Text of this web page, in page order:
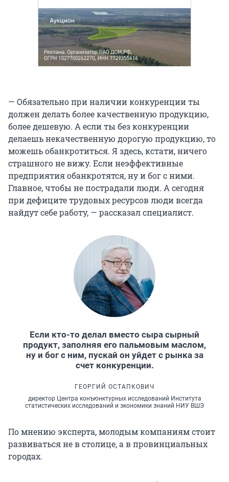
— Обязательно при наличии конкуренции ты
должен делать более качественную продукцию,
более дешевую. А если ты без конкуренции
делаешь некачественную дорогую продукцию, то
можешь обанкротиться. Я здесь, кстати, ничего
страшного не вижу. Если неэффективные
предприятия обанкротятся, ну и бог с ними.
Главное, чтобы не пострадали люди. А сегодня
при дефиците трудовых ресурсов люди всегда
найдут себе работу, — рассказал специалист.
Если кто-то делал вместо сыра сырный
продукт, заполняя его пальмовым маслом,
ну и бог с ним, пускай он уйдет с рынка за
счет конкуренции.
ГЕОРГИЙ ОСТАПКОВИЧ
директор Центра конъюнктурных исследований Института
статистических исследований и экономики знаний НИУ ВШЭ
По мнению эксперта, молодым компаниям стоит
развиваться не в столице, а в провинциальных
городах.